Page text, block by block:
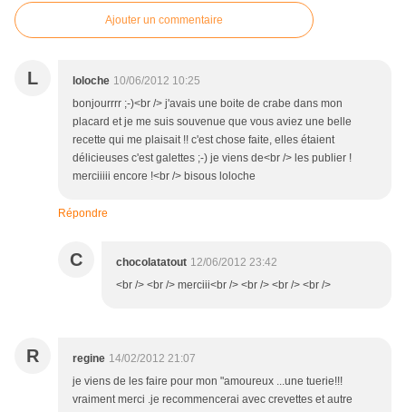
Ajouter un commentaire
L loloche 10/06/2012 10:25
bonjourrrr ;-)<br /> j'avais une boite de crabe dans mon
placard et je me suis souvenue que vous aviez une belle
recette qui me plaisait !! c'est chose faite, elles étaient
délicieuses c'est galettes ;-) je viens de<br /> les publier !
merciiiii encore !<br /> bisous loloche
Répondre
C chocolatatout 12/06/2012 23:42
<br /> <br /> merciii<br /> <br /> <br /> <br />
R regine 14/02/2012 21:07
je viens de les faire pour mon "amoureux ...une tuerie!!!
vraiment merci .je recommencerai avec crevettes et autre